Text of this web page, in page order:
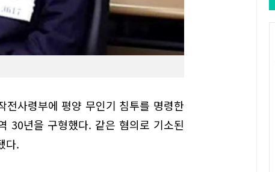
전사령부에 평양 무인기 침투를 명령한
30년을 구형했다. 같은 혐의로 기소된
다.